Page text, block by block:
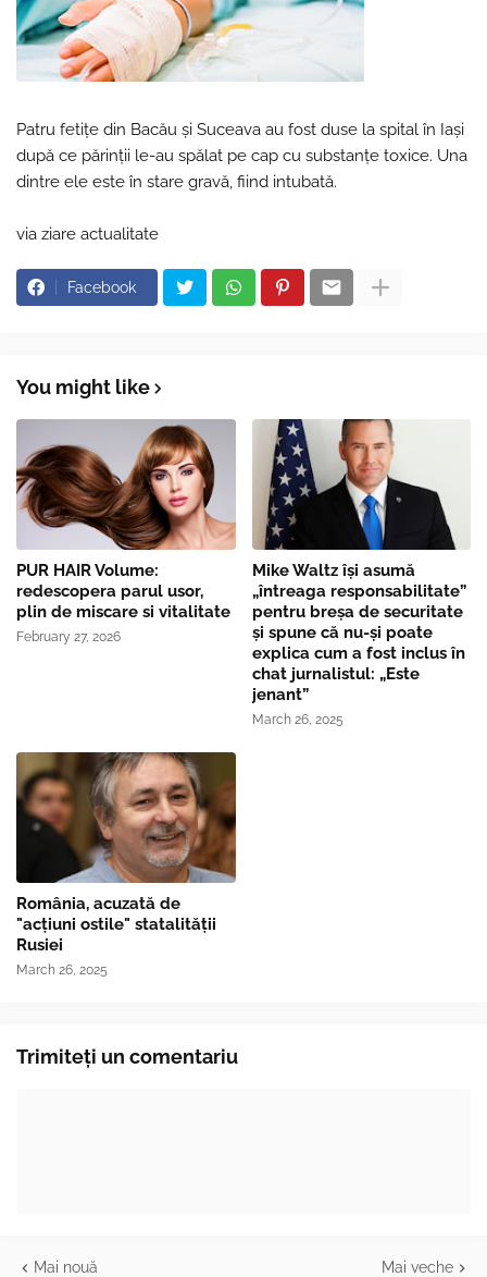
Patru fetiţe din Bacău şi Suceava au fost duse la spital în Iaşi
după ce părinţii le-au spălat pe cap cu substanţe toxice. Una
dintre ele este în stare gravă, fiind intubată.
via ziare actualitate
Facebook
You might like
PUR HAIR Volume:
redescopera parul usor,
plin de miscare si vitalitate
February 27, 2026
Mike Waltz îşi asumă
„întreaga responsabilitate”
pentru breşa de securitate
și spune că nu-și poate
explica cum a fost inclus în
chat jurnalistul: „Este
jenant”
March 26, 2025
România, acuzată de
"acțiuni ostile" statalității
Rusiei
March 26, 2025
Trimiteți un comentariu
Mai nouă Mai veche